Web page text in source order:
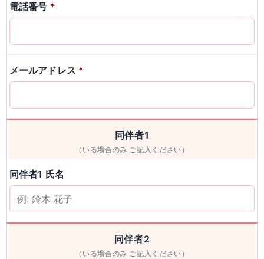
電話番号 *
メールアドレス *
同伴者1
（いる場合のみ ご記入ください）
同伴者1 氏名
同伴者2
（いる場合のみ ご記入ください）
男性 女性